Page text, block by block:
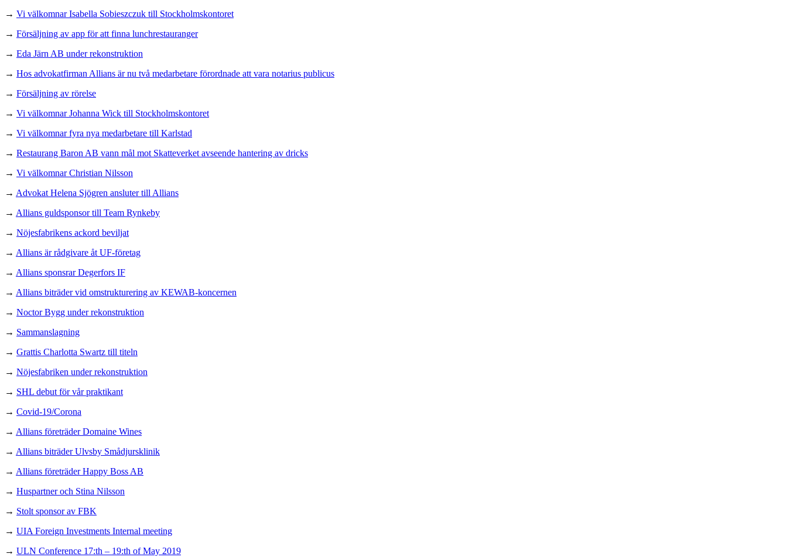
→ Vi välkomnar Isabella Sobieszczuk till Stockholmskontoret
→ Försäljning av app för att finna lunchrestauranger
→ Eda Järn AB under rekonstruktion
→ Hos advokatfirman Allians är nu två medarbetare förordnade att vara notarius publicus
→ Försäljning av rörelse
→ Vi välkomnar Johanna Wick till Stockholmskontoret
→ Vi välkomnar fyra nya medarbetare till Karlstad
→ Restaurang Baron AB vann mål mot Skatteverket avseende hantering av dricks
→ Vi välkomnar Christian Nilsson
→ Advokat Helena Sjögren ansluter till Allians
→ Allians guldsponsor till Team Rynkeby
→ Nöjesfabrikens ackord beviljat
→ Allians är rådgivare åt UF-företag
→ Allians sponsrar Degerfors IF
→ Allians biträder vid omstrukturering av KEWAB-koncernen
→ Noctor Bygg under rekonstruktion
→ Sammanslagning
→ Grattis Charlotta Swartz till titeln
→ Nöjesfabriken under rekonstruktion
→ SHL debut för vår praktikant
→ Covid-19/Corona
→ Allians företräder Domaine Wines
→ Allians biträder Ulvsby Smådjursklinik
→ Allians företräder Happy Boss AB
→ Huspartner och Stina Nilsson
→ Stolt sponsor av FBK
→ UIA Foreign Investments Internal meeting
→ ULN Conference 17:th – 19:th of May 2019